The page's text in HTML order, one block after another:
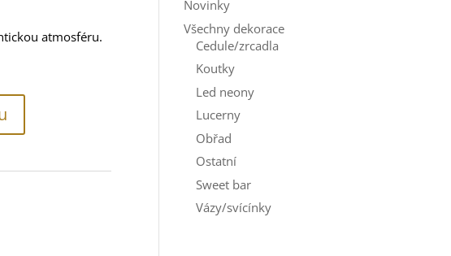
atmosféru.
Novinky
Všechny dekorace
Cedule/zrcadla
Koutky
Led neony
Lucerny
Obřad
Ostatní
Sweet bar
Vázy/svícínky